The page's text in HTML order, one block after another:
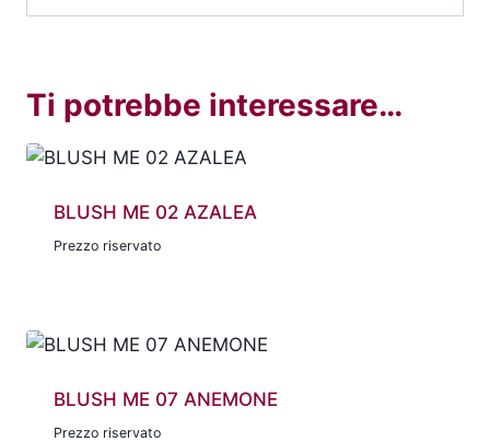
Ti potrebbe interessare…
BLUSH ME 02 AZALEA
Prezzo riservato
BLUSH ME 07 ANEMONE
Prezzo riservato